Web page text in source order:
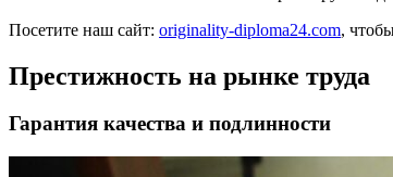
Посетите наш сайт: originality-diploma24.com,
Престижность на рынке труда
Гарантия качества и подлинности